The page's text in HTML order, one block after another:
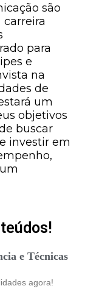
são
carreira
para
e
na
de
um
objetivos
buscar
investir em
e Técnicas
agora!